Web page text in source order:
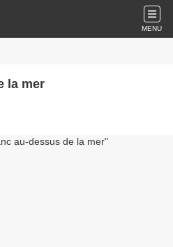
MENU
la mer